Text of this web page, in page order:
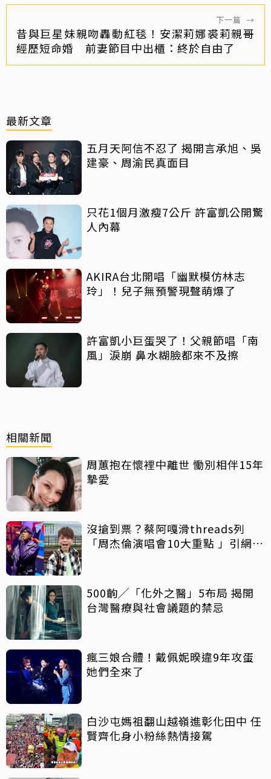
下一篇 →
昔與巨星妹親吻轟動紅毯！安潔莉娜裘莉親哥
經歷短命婚 前妻節目中出櫃：終於自由了
最新文章
五月天阿信不忍了 揭開言承旭、吳
建豪、周渝民真面目
只花1個月激瘦7公斤 許富凱公開驚
人內幕
AKIRA台北開唱「幽默模仿林志
玲」！兒子無預警現聲萌爆了
許富凱小巨蛋哭了！父親節唱「南
風」淚崩 鼻水糊臉都來不及擦
相關新聞
周蕙抱在懷裡中離世 慟別相伴15年
摯愛
沒搶到票？蔡阿嘎滑threads列
「周杰倫演唱會10大重點 」引網狂
500齣╱「化外之醫」5布局 揭開
台灣醫療與社會議題的禁忌
瘋三娘合體！戴佩妮暌違9年攻蛋
她們全來了
白沙屯媽祖翻山越嶺進彰化田中 任
賢齊化身小粉絲熱情接駕